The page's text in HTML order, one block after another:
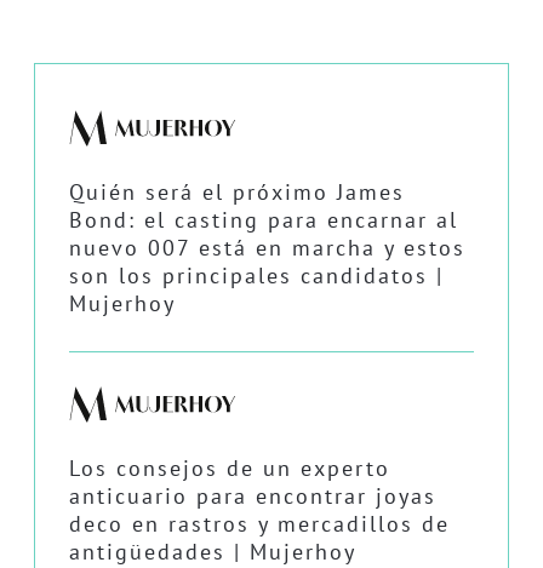
Quién será el próximo James
Bond: el casting para encarnar al
nuevo 007 está en marcha y estos
son los principales candidatos |
Mujerhoy
Los consejos de un experto
anticuario para encontrar joyas
deco en rastros y mercadillos de
antigüedades | Mujerhoy